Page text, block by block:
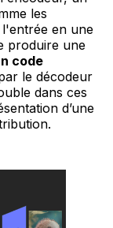
les
en une
produire une
code
le décodeur
dans ces
d’une